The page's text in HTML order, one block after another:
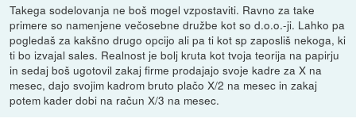
Takega sodelovanja ne boš mogel vzpostaviti. Ravno za take
primere so namenjene večosebne družbe kot so d.o.o.-ji. Lahko pa
pogledaš za kakšno drugo opcijo ali pa ti kot sp zaposliš nekoga, ki
ti bo izvajal sales. Realnost je bolj kruta kot tvoja teorija na papirju
in sedaj boš ugotovil zakaj firme prodajajo svoje kadre za X na
mesec, dajo svojim kadrom bruto plačo X/2 na mesec in zakaj
potem kader dobi na račun X/3 na mesec.